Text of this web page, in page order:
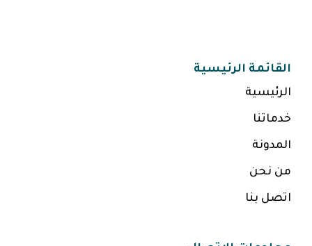
القائمة الرئيسية
الرئيسية
خدماتنا
المدونة
من نحن
اتصل بنا